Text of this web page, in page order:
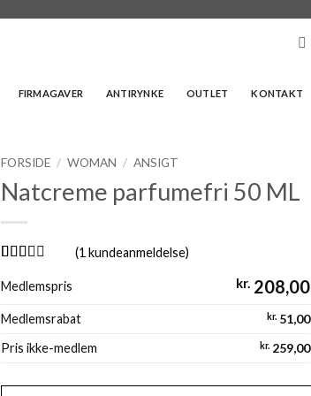
FIRMAGAVER ANTIRYNKE OUTLET KONTAKT
FORSIDE / WOMAN / ANSIGT
Natcreme parfumefri 50 ML
som
af 5
på
kundebedømmelse
(1 kundeanmeldelse)
Medlemspris kr.208,00
Medlemsrabat kr.51,00
Pris ikke-medlem
kr.259,00